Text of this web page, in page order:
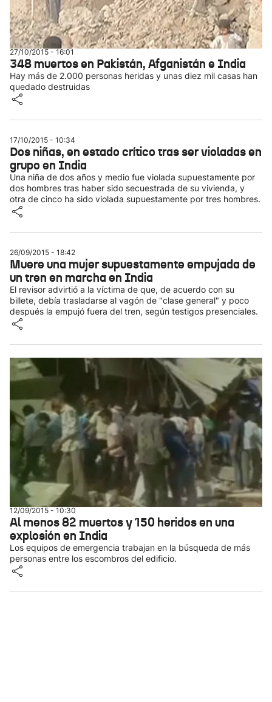
27/10/2015 - 16:01
348 muertos en Pakistán, Afganistán e India
Hay más de 2.000 personas heridas y unas diez mil casas han
quedado destruidas
17/10/2015 - 10:34
Dos niñas, en estado crítico tras ser violadas en
grupo en India
Una niña de dos años y medio fue violada supuestamente por
dos hombres tras haber sido secuestrada de su vivienda, y
otra de cinco ha sido violada supuestamente por tres hombres.
26/09/2015 - 18:42
Muere una mujer supuestamente empujada de
un tren en marcha en India
El revisor advirtió a la víctima de que, de acuerdo con su
billete, debía trasladarse al vagón de "clase general" y poco
después la empujó fuera del tren, según testigos presenciales.
12/09/2015 - 10:30
Al menos 82 muertos y 150 heridos en una
explosión en India
Los equipos de emergencia trabajan en la búsqueda de más
personas entre los escombros del edificio.